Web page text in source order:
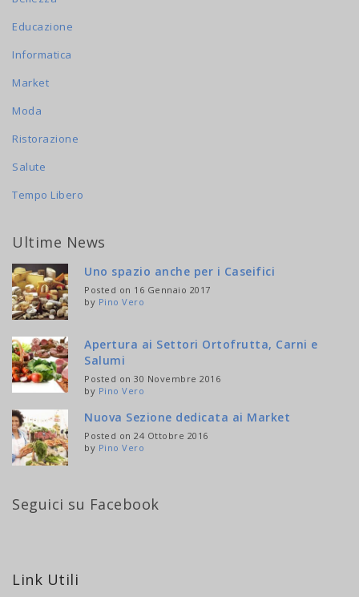
Educazione
Informatica
Market
Moda
Ristorazione
Salute
Tempo Libero
Ultime News
Uno spazio anche per i Caseifici
Posted on 16 Gennaio 2017
by Pino Vero
Apertura ai Settori Ortofrutta, Carni e
Salumi
Posted on 30 Novembre 2016
by Pino Vero
Nuova Sezione dedicata ai Market
Posted on 24 Ottobre 2016
by Pino Vero
Seguici su Facebook
Link Utili